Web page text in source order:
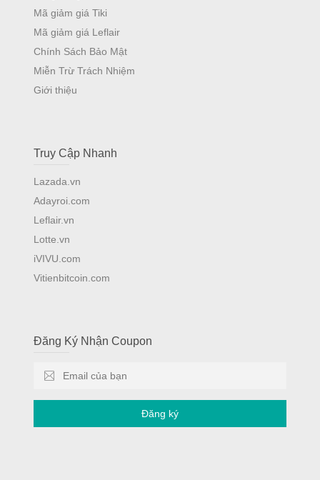
Mã giảm giá Tiki
Mã giảm giá Leflair
Chính Sách Bảo Mật
Miễn Trừ Trách Nhiệm
Giới thiệu
Truy Cập Nhanh
Lazada.vn
Adayroi.com
Leflair.vn
Lotte.vn
iVIVU.com
Vitienbitcoin.com
Đăng Ký Nhận Coupon
Đăng ký